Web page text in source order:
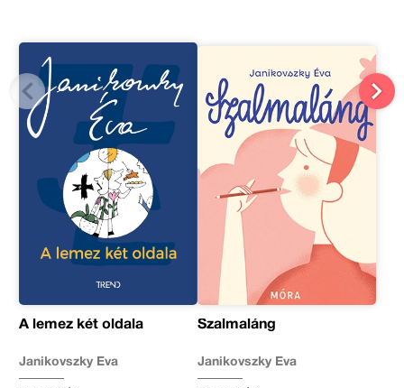
A lemez két oldala
Janikovszky Éva
Szalmaláng
Janikovszky Éva